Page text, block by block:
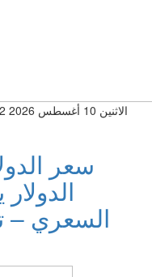
الاثنين 10 أغسطس 2026 06:42 صباحاً
سعر